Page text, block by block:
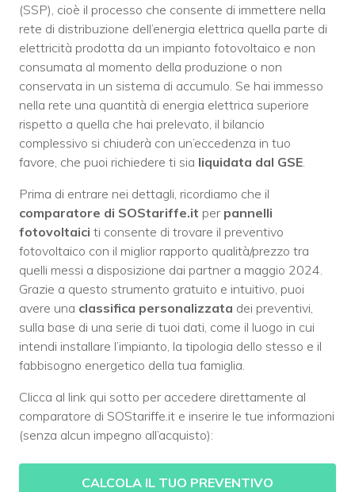
(SSP), cioè il processo che consente di immettere nella
rete di distribuzione dell’energia elettrica quella parte di
elettricità prodotta da un impianto fotovoltaico e non
consumata al momento della produzione o non
conservata in un sistema di accumulo. Se hai immesso
nella rete una quantità di energia elettrica superiore
rispetto a quella che hai prelevato, il bilancio
complessivo si chiuderà con un’eccedenza in tuo
favore, che puoi richiedere ti sia liquidata dal GSE
Prima di entrare nei dettagli, ricordiamo che il
comparatore di SOStariffe.it per pannelli
fotovoltaici ti consente di trovare il preventivo
fotovoltaico con il miglior rapporto qualità/prezzo tra
quelli messi a disposizione dai partner a maggio 2024.
Grazie a questo strumento gratuito e intuitivo, puoi
avere una classifica personalizzata dei preventivi,
sulla base di una serie di tuoi dati, come il luogo in cui
intendi installare l’impianto, la tipologia dello stesso e il
fabbisogno energetico della tua famiglia.
Clicca al link qui sotto per accedere direttamente al
comparatore di SOStariffe.it e inserire le tue informazioni
(senza alcun impegno all’acquisto):
CALCOLA IL TUO PREVENTIVO